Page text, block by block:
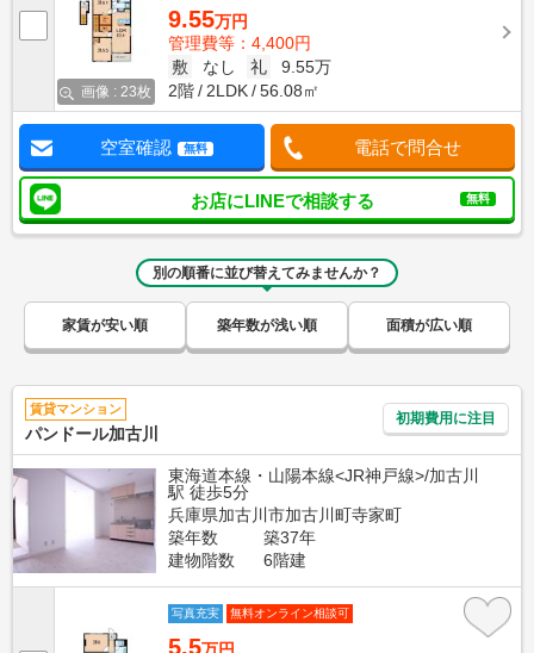
画像 : 23枚
9.55万円
管理費等：4,400円
敷
なし 礼
9.55万
2階
2LDK 56.08㎡
空室確認 無料 電話で問合せ
お店にLINEで相談する 無料
別の順番に並び替えてみませんか？
家賃が安い順 築年数が浅い順 面積が広い順
賃貸マンション
パンドール加古川
初期費用に注目
東海道本線・山陽本線<JR神戸線>/加古川
駅 徒歩5分
兵庫県加古川市加古川町寺家町
築年数
築37年
建物階数
6階建
写真充実 無料オンライン相談可
5.5